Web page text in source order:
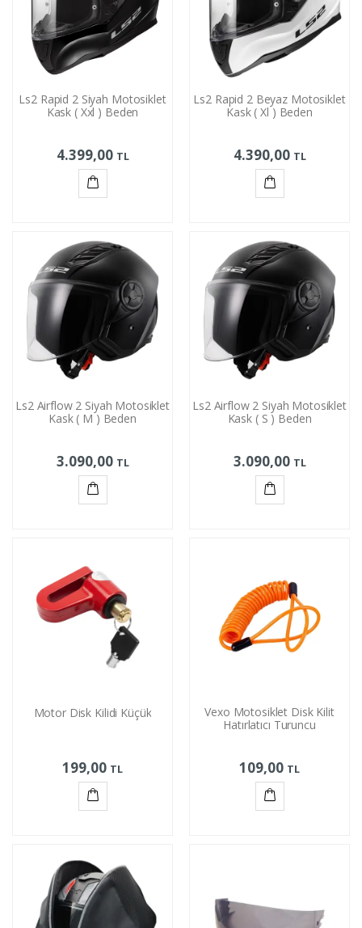
Ls2 Rapid 2 Siyah Motosiklet
Kask ( Xxl ) Beden
4.399,00 TL
Ls2 Rapid 2 Beyaz Motosiklet
Kask ( Xl ) Beden
4.390,00 TL
Ls2 Airflow 2 Siyah Motosiklet
Kask ( M ) Beden
3.090,00 TL
Ls2 Airflow 2 Siyah Motosiklet
Kask ( S ) Beden
3.090,00 TL
Motor Disk Kilidi Küçük
199,00 TL
Vexo Motosiklet Disk Kilit
Hatırlatıcı Turuncu
109,00 TL